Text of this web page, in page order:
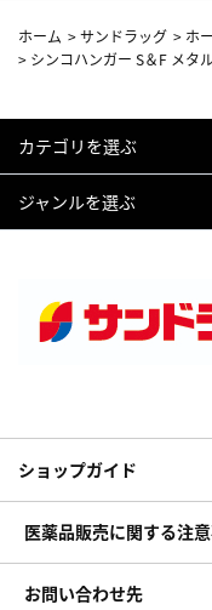
ホーム >サンドラッグ > ホ
> シンコハンガー S＆F メタ
カテゴリを選ぶ
ジャンルを選ぶ
ショップガイド
医薬品販売に関する注
お問い合わせ先